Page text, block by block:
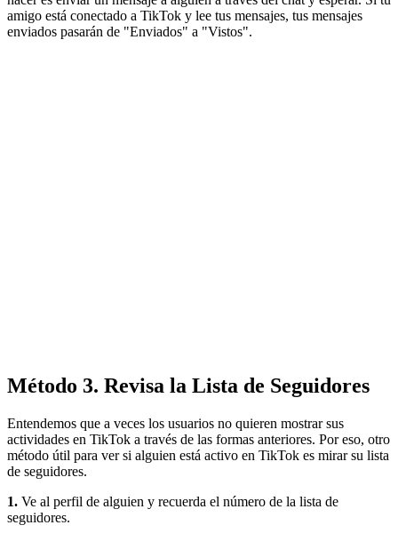
amigo está conectado a TikTok y lee tus mensajes, tus mensajes
enviados pasarán de "Enviados" a "Vistos".
Método 3. Revisa la Lista de Seguidores
Entendemos que a veces los usuarios no quieren mostrar sus
actividades en TikTok a través de las formas anteriores. Por eso, otro
método útil para ver si alguien está activo en TikTok es mirar su lista
de seguidores.
1. Ve al perfil de alguien y recuerda el número de la lista de
seguidores.